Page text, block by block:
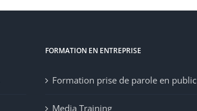
FORMATION EN ENTREPRISE
Formation prise de parole en public
Media Training